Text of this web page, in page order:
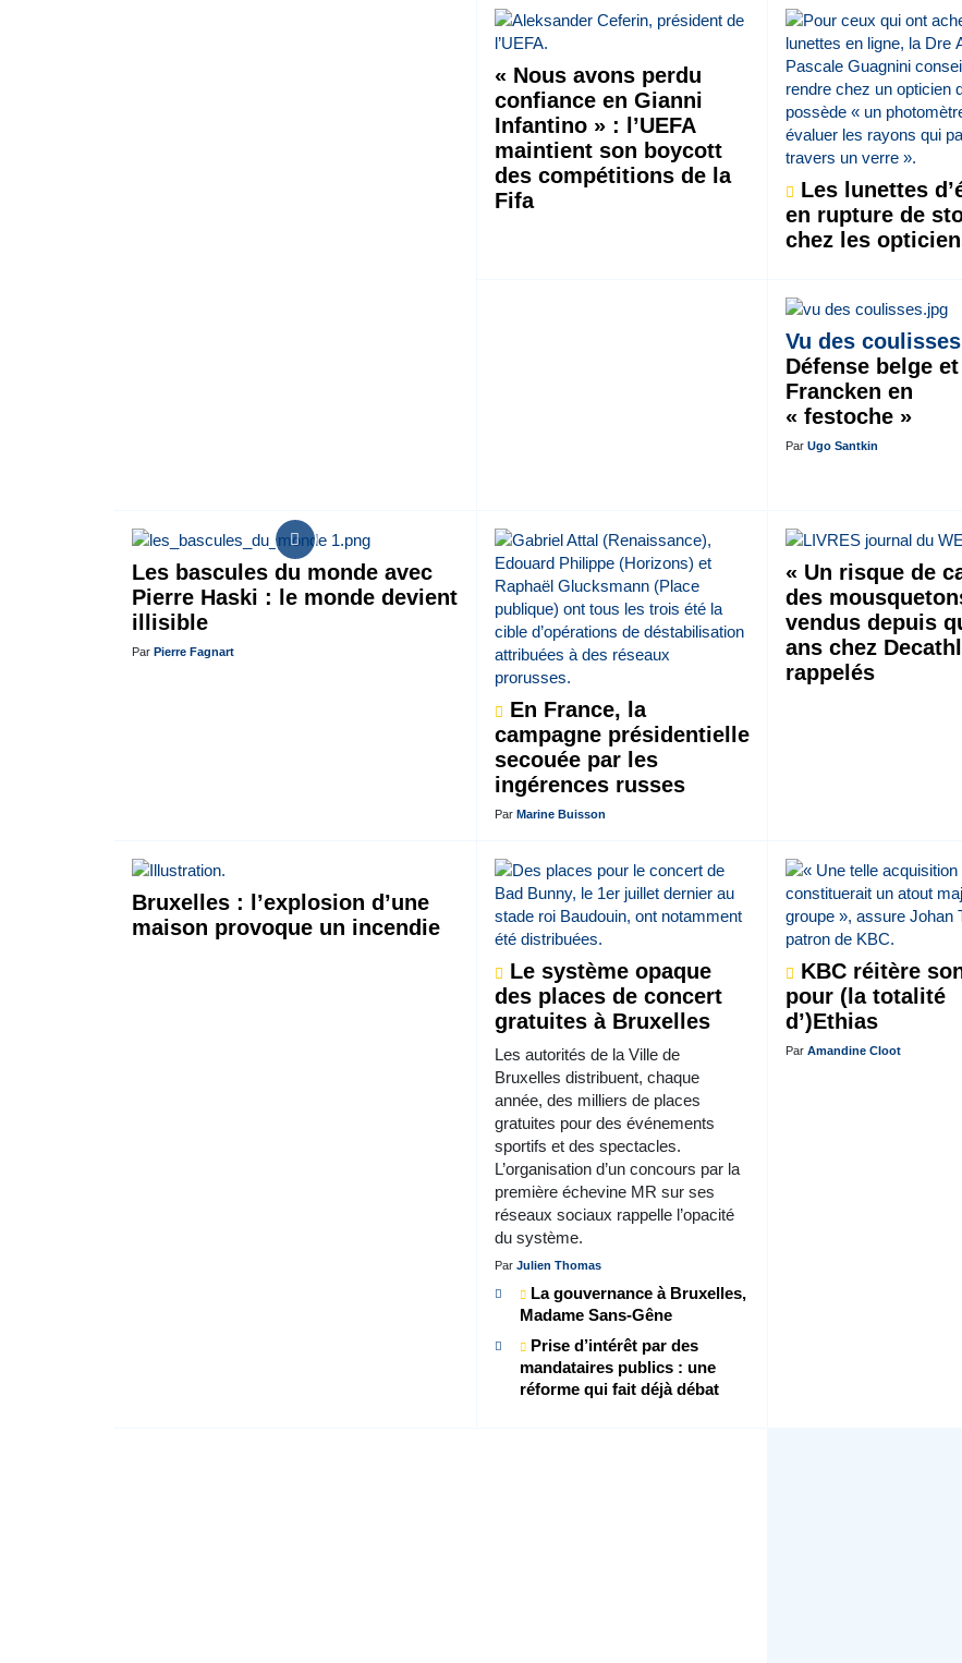
« Nous avons perdu
confiance en Gianni
Infantino » : l’UEFA
maintient son boycott
des compétitions de la
Fifa
Les lunettes
en rupture de
chez les
Vu des coulisses
Défense belge
Francken en
« festoche »
ParUgo Santkin
Les bascules du monde avec
Pierre Haski : le monde devient
illisible
Par Pierre Fagnart
En France, la
campagne présidentielle
secouée par les
ingérences russes
Par Marine Buisson
« Un risque de
des
vendus depuis
ans chez
rappelés
Bruxelles : l’explosion d’une
maison provoque un incendie
Le système opaque
des places de concert
gratuites à Bruxelles
Les autorités de la Ville de
Bruxelles distribuent, chaque
année, des milliers de places
gratuites pour des événements
sportifs et des spectacles.
L’organisation d’un concours par la
première échevine MR sur ses
réseaux sociaux rappelle l’opacité
du système.
Par Julien Thomas
La gouvernance à Bruxelles,
Madame Sans-Gêne
Prise d’intérêt par des
mandataires publics : une
réforme qui fait déjà débat
KBC réitère
pour (la totalité
d’)Ethias
ParAmandine Cloot